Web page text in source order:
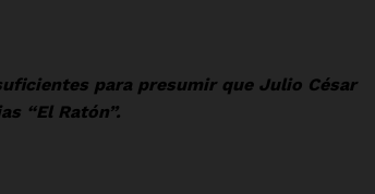
para presumir que Julio César
“El Ratón”.